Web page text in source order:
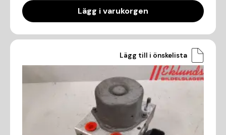
Lägg i varukorgen
Lägg till i önskelista